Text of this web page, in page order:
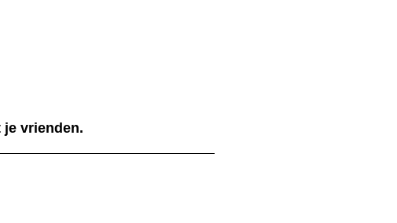
je vrienden.